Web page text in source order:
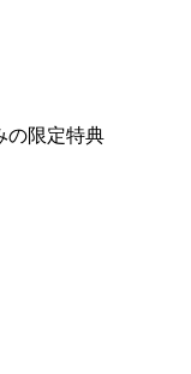
の限定特典